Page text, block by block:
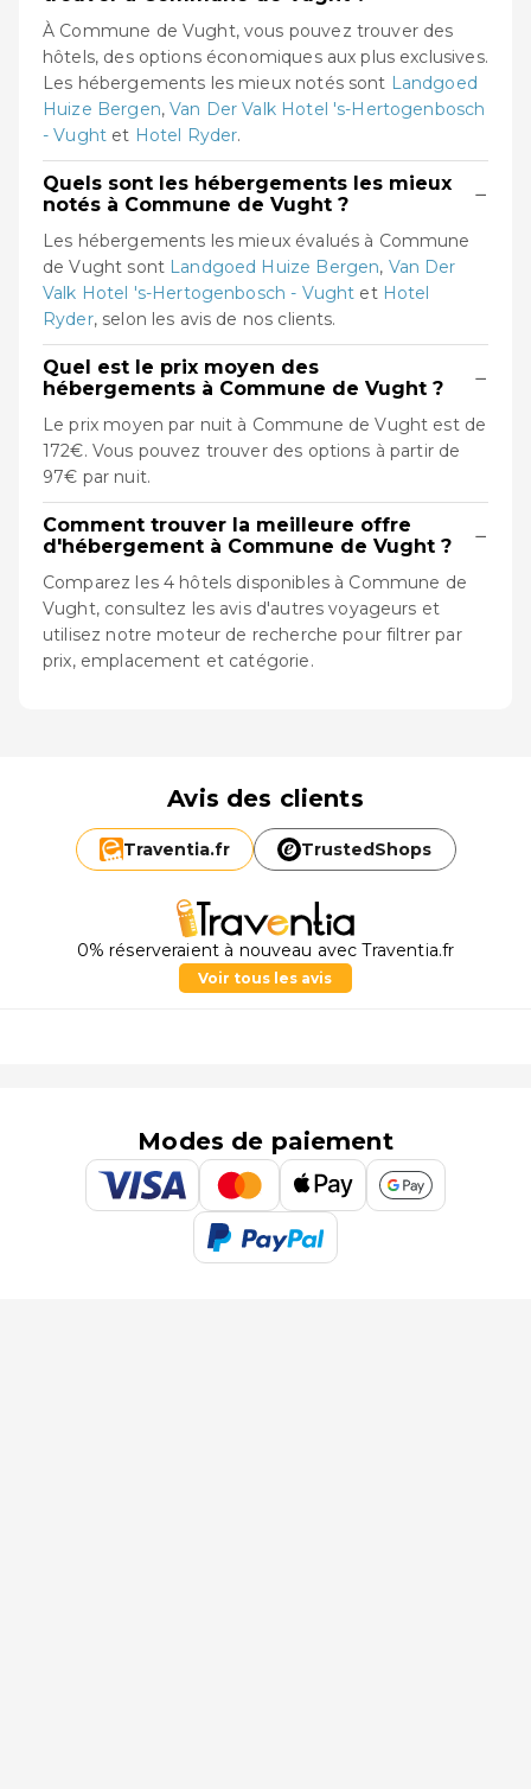
À Commune de Vught, vous pouvez trouver des
hôtels, des options économiques aux plus exclusives.
Les hébergements les mieux notés sont Landgoed
Huize Bergen,Van Der Valk Hotel 's-Hertogenbosch
- Vught et Hotel Ryder.
Quels sont les hébergements les mieux
notés à Commune de Vught ?
−
Les hébergements les mieux évalués à Commune
de Vught sont Landgoed Huize Bergen, Van Der
Valk Hotel 's-Hertogenbosch - Vught et Hotel
Ryder, selon les avis de nos clients.
Quel est le prix moyen des
hébergements à Commune de Vught ?
−
Le prix moyen par nuit à Commune de Vught est de
172€. Vous pouvez trouver des options à partir de
97€ par nuit.
Comment trouver la meilleure offre
d'hébergement à Commune de Vught ?
−
Comparez les 4 hôtels disponibles à Commune de
Vught, consultez les avis d'autres voyageurs et
utilisez notre moteur de recherche pour filtrer par
prix, emplacement et catégorie.
Avis des clients
Traventia.fr TrustedShops
0% réserveraient à nouveau avec Traventia.fr
Voir tous les avis
Modes de paiement